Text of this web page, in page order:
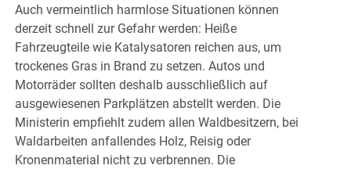
Auch vermeintlich harmlose Situationen können
derzeit schnell zur Gefahr werden: Heiße
Fahrzeugteile wie Katalysatoren reichen aus, um
trockenes Gras in Brand zu setzen. Autos und
Motorräder sollten deshalb ausschließlich auf
ausgewiesenen Parkplätzen abstellt werden. Die
Ministerin empfiehlt zudem allen Waldbesitzern, bei
Waldarbeiten anfallendes Holz, Reisig oder
Kronenmaterial nicht zu verbrennen. Die